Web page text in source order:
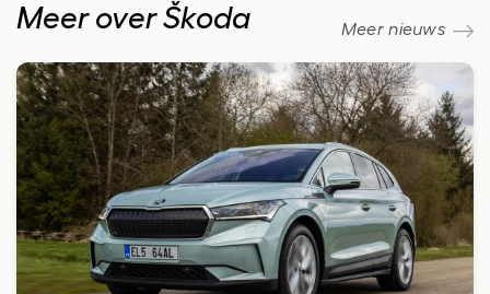
Meer over Škoda Meer nieuws